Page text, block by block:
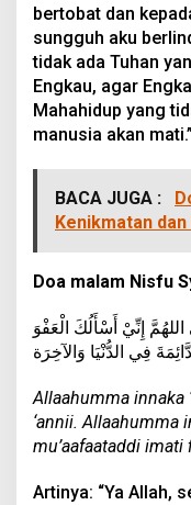
bertobat dan
sungguh aku
tidak ada Tuhan
Engkau, agar
Mahahidup yang
manusia akan mati.”
BACA JUGA :
Kenikmatan
Doa malam Nisfu
إِنِّيْ أَسْأَلُكَ الْعَفْوَ
فِي الدُّنْيَا وَالآخِرَة
Allaahumma innaka
‘annii. Allaahumma
mu’aafaataddi
Artinya: “Ya Allah,